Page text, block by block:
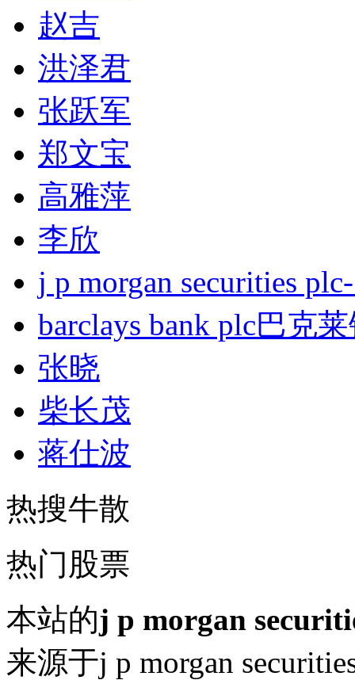
赵吉
洪泽君
张跃军
郑文宝
高雅萍
李欣
j p morgan securities
barclays bank plc巴克
张晓
柴长茂
蒋仕波
热搜牛散
热门股票
本站的j p morgan
来源于j p morgan